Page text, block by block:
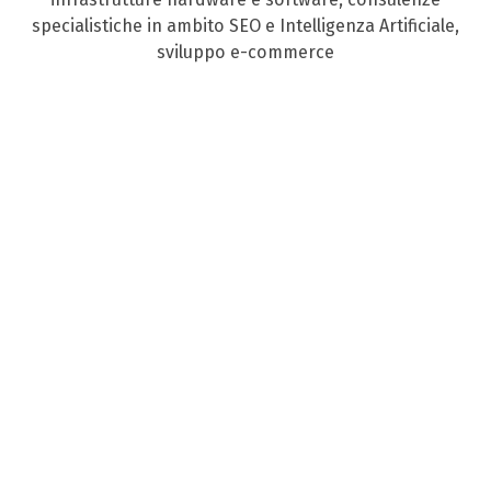
specialistiche in ambito SEO e Intelligenza Artificiale,
sviluppo e-commerce